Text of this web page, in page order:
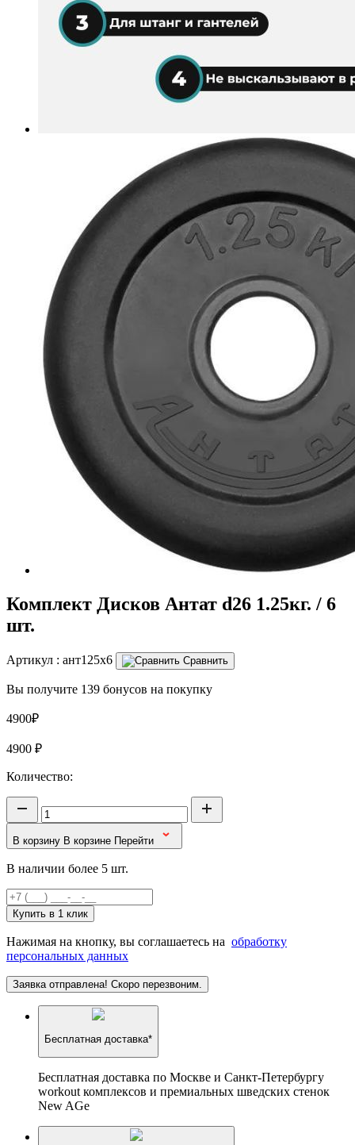
Комплект Дисков Антат d26 1.25кг. / 6
шт.
Артикул : ант125x6 Сравнить
Вы получите 139 бонусов на покупку
4900₽
4900 ₽
Количество:
В корзину В корзине Перейти
В наличии более 5 шт.
Купить в 1 клик
Нажимая на кнопку, вы соглашаетесь на обработку
персональных данных
Заявка отправлена! Скоро перезвоним.
Бесплатная доставка*
Бесплатная доставка по Москве и Санкт-Петербургу
workout комплексов и премиальных шведских стенок
New AGe